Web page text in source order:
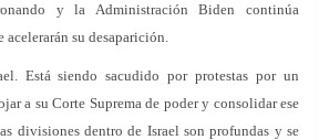
y la Administración Biden continúa
su desaparición.
Está siendo sacudido por protestas por un
a su Corte Suprema de poder y consolidar ese
divisiones dentro de Israel son profundas y se